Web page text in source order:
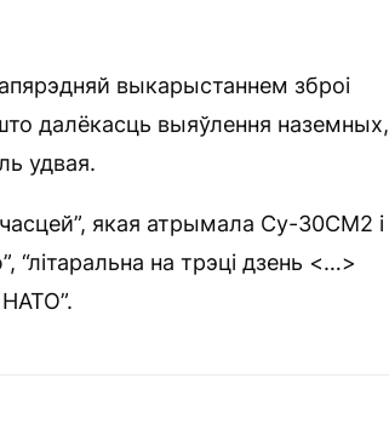
выкарыстаннем зброі
далёкасць выяўлення наземных,
удвая.
якая атрымала Су-30СМ2 і
на трэці дзень <…>